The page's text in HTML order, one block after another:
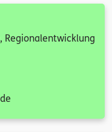
Regionalentwicklung